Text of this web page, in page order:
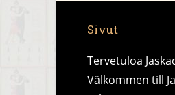
Sivut
Tervetuloa
Välkommen till